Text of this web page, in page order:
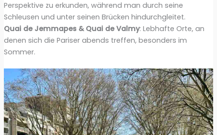
Perspektive zu erkunden, während man durch seine
Schleusen und unter seinen Brücken hindurchgleitet.
Quai de Jemmapes & Quai de Valmy: Lebhafte Orte, an
denen sich die Pariser abends treffen, besonders im
Sommer.